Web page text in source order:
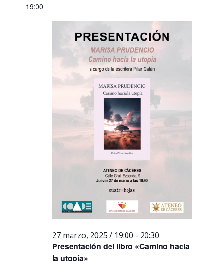
19:00
Presentación del libro «Camino hacia
la utopía»
27 marzo, 2025 / 19:00 - 20:30